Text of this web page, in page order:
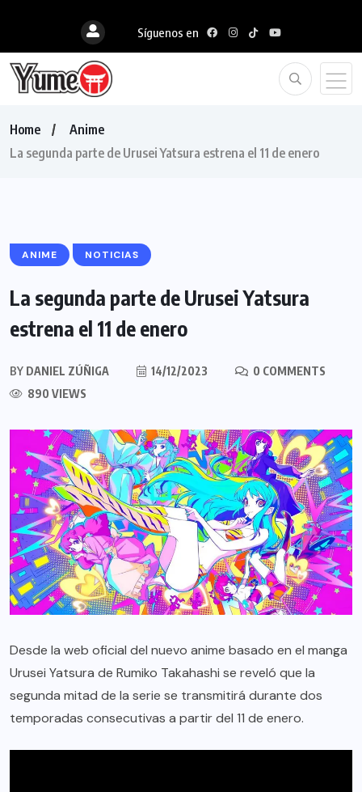
Síguenos en
Home
Anime
La segunda parte de Urusei Yatsura estrena el 11 de enero
ANIME NOTICIAS
La segunda parte de Urusei Yatsura
estrena el 11 de enero
BY DANIEL ZÚÑIGA 14/12/2023
0 COMMENTS
890 VIEWS
Desde la web oficial del nuevo anime basado en el manga
Urusei Yatsura de Rumiko Takahashi se reveló que la
segunda mitad de la serie se transmitirá durante dos
temporadas consecutivas a partir del 11 de enero.